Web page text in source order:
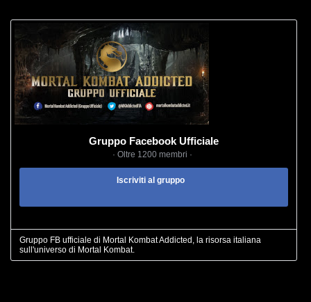
Gruppo Facebook Ufficiale
· Oltre 1200 membri ·
Iscriviti al gruppo
Gruppo FB ufficiale di Mortal Kombat Addicted, la risorsa italiana
sull'universo di Mortal Kombat.